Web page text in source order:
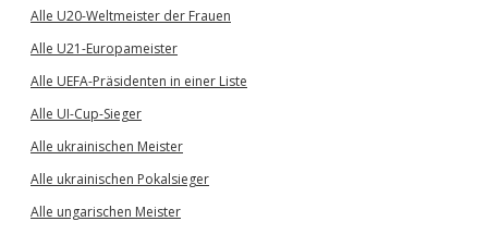
Alle U20-Weltmeister der Frauen
Alle U21-Europameister
Alle UEFA-Präsidenten in einer Liste
Alle UI-Cup-Sieger
Alle ukrainischen Meister
Alle ukrainischen Pokalsieger
Alle ungarischen Meister